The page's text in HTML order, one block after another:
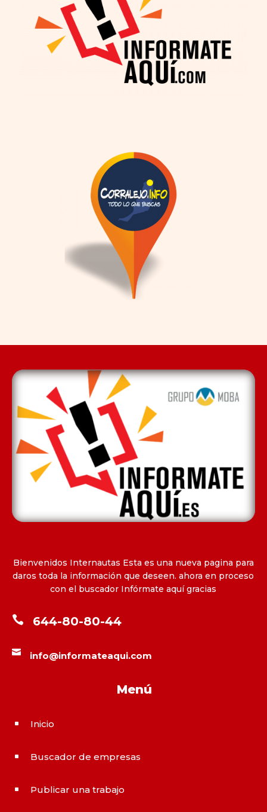
Bienvenidos Internautas Esta es una nueva pagina para
daros toda la información que deseen. ahora en proceso
con el buscador Infórmate aquí gracias
 644-80-80-44
 info@informateaqui.com
Menú
^ Inicio
^ Buscador de empresas
^ Publicar una trabajo